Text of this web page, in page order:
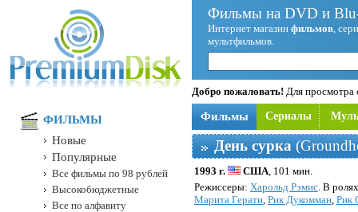
Фильмы на DVD и
Интернет магазин фильмов,
мультфильмов.
Добро пожаловать! Для просмотра
Фильмы Сериалы
День сурка
1993 г. США, 101 мин.
Режисcеры: Харольд Рэмис. В
Марита Герати, Рик Дукомман, Рик
ФИЛЬМЫ
Новые
Популярные
Все фильмы по 98 рублей
Высокобюджетные
Все по алфавиту